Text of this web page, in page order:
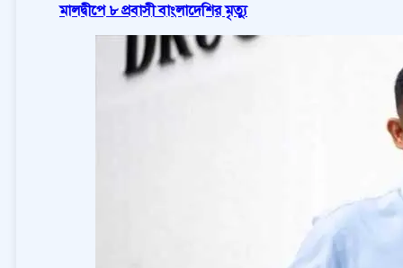
মালদ্বীপে ৮ প্রবাসী বাংলাদেশির মৃত্যু